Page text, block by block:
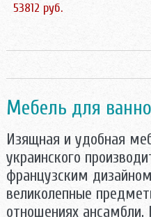
53812 руб.
Мебель для
Изящная и удобная
украинского
французским
великолепные
отношениях ансамбли.